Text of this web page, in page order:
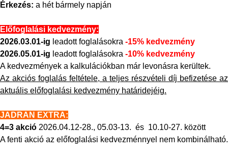
Érkezés: a hét bármely napján
Előfoglalási kedvezmény:
2026.03.01-ig leadott foglalásokra -15% kedvezmény
2026.05.01-ig leadott foglalásokra -10% kedvezmény
A kedvezmények a kalkulációkban már levonásra kerültek.
Az akciós foglalás feltétele, a teljes részvételi díj befizetése az
aktuális előfoglalási kedvezmény határidejéig.
JADRAN EXTRA:
4=3 akció 2026.04.12-28., 05.03-13. és 10.10-27. között
A fenti akció az előfoglalási kedvezménnyel nem kombinálható.